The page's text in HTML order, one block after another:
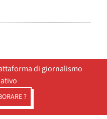
di giornalismo
?